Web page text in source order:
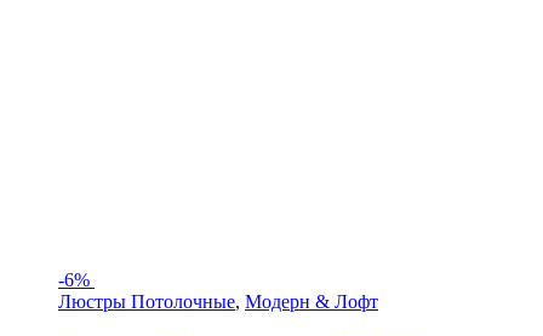
-6%
Люстры Потолочные, Модерн & Лофт